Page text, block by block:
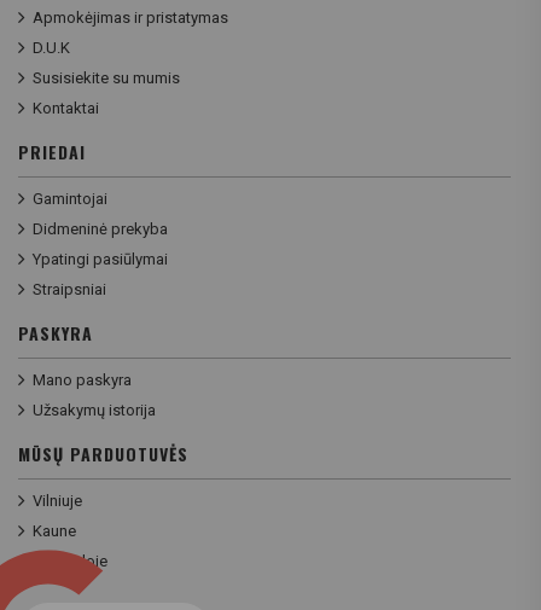
Apmokėjimas ir pristatymas
D.U.K
Susisiekite su mumis
Kontaktai
PRIEDAI
Gamintojai
Didmeninė prekyba
Ypatingi pasiūlymai
Straipsniai
PASKYRA
Mano paskyra
Užsakymų istorija
MŪSŲ PARDUOTUVĖS
Vilniuje
Kaune
Klaipėdoje